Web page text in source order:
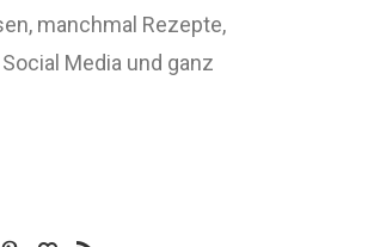
manchmal Rezepte,
Media und ganz